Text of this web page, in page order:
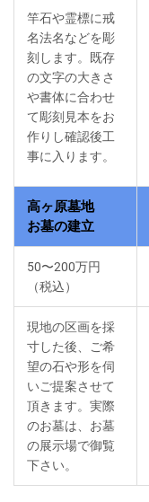
竿石や霊標に戒
名法名などを彫
刻します。既存
の文字の大きさ
や書体に合わせ
て彫刻見本をお
作りし確認後工
事に入ります。
高ヶ原墓地
お墓の建立
50〜200万円
（税込）
現地の区画を採
寸した後、ご希
望の石や形を伺
いご提案させて
頂きます。実際
のお墓は、お墓
の展示場で御覧
下さい。